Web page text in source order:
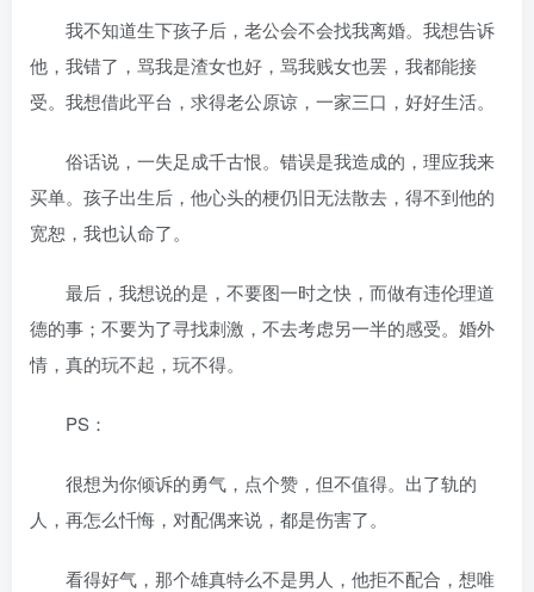
我不知道生下孩子后，老公会不会找我离婚。我想告诉
他，我错了，骂我是渣女也好，骂我贱女也罢，我都能接
受。我想借此平台，求得老公原谅，一家三口，好好生活。
俗话说，一失足成千古恨。错误是我造成的，理应我来
买单。孩子出生后，他心头的梗仍旧无法散去，得不到他的
宽恕，我也认命了。
最后，我想说的是，不要图一时之快，而做有违伦理道
德的事；不要为了寻找刺激，不去考虑另一半的感受。婚外
情，真的玩不起，玩不得。
PS：
很想为你倾诉的勇气，点个赞，但不值得。出了轨的
人，再怎么忏悔，对配偶来说，都是伤害了。
看得好气，那个雄真特么不是男人，他拒不配合，想唯